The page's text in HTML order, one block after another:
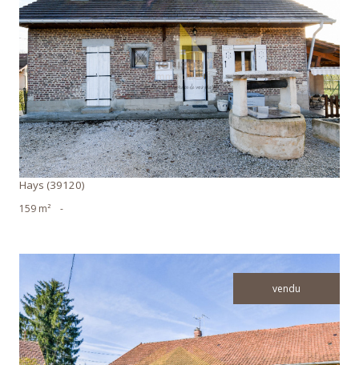
voir le bien
Hays (39120)
159 m² -
vendu